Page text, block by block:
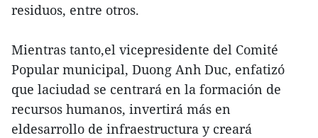
residuos, entre otros.
Mientras tanto,el vicepresidente del Comité
Popular municipal, Duong Anh Duc, enfatizó
que laciudad se centrará en la formación de
recursos humanos, invertirá más en
eldesarrollo de infraestructura y creará